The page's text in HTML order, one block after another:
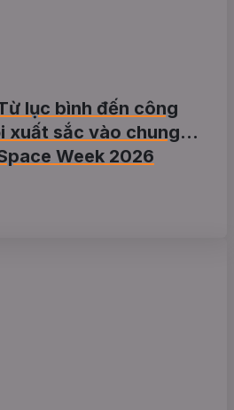
lục bình đến công
xuất sắc vào chung
Week 2026